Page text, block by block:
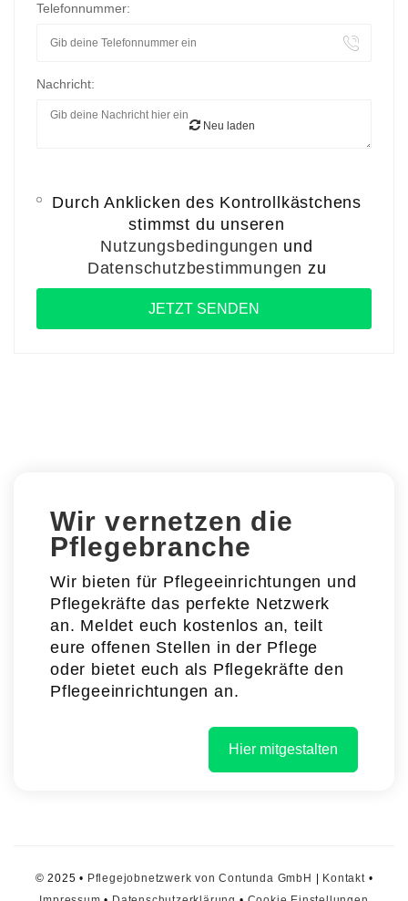
Telefonnummer:
Nachricht:
Neu laden
Durch Anklicken des Kontrollkästchens
stimmst du unseren
Nutzungsbedingungen und
Datenschutzbestimmungen zu
Wir vernetzen die
Pflegebranche
Wir bieten für Pflegeeinrichtungen und
Pflegekräfte das perfekte Netzwerk
an. Meldet euch kostenlos an, teilt
eure offenen Stellen in der Pflege
oder bietet euch als Pflegekräfte den
Pflegeeinrichtungen an.
Hier mitgestalten
© 2025 • Pflegejobnetzwerk von Contunda GmbH Kontakt•